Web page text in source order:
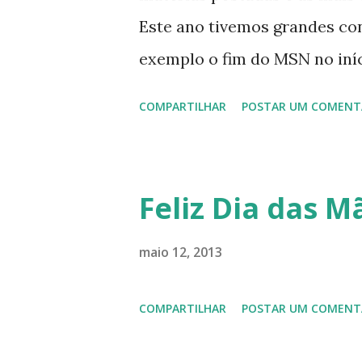
Este ano tivemos grandes
exemplo o fim do MSN no
Latinoware, a Microsoft
lançamento do Windows 8 e
em 2013 possamos estar
COMPARTILHAR POSTAR UM
Feliz Dia das
maio 12, 2013
COMPARTILHAR POSTAR UM